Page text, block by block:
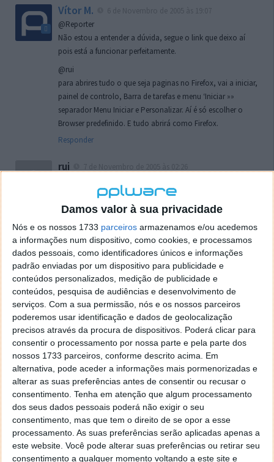
Damos valor à sua privacidade
Nós e os nossos 1733 parceiros armazenamos e/ou acedemos
a informações num dispositivo, como cookies, e processamos
dados pessoais, como identificadores únicos e informações
padrão enviadas por um dispositivo para publicidade e
conteúdos personalizados, medição de publicidade e
conteúdos, pesquisa de audiências e desenvolvimento de
serviços. Com a sua permissão, nós e os nossos parceiros
poderemos usar identificação e dados de geolocalização
precisos através da procura de dispositivos. Poderá clicar para
consentir o processamento por nossa parte e pela parte dos
nossos 1733 parceiros, conforme descrito acima. Em
alternativa, pode aceder a informações mais pormenorizadas e
alterar as suas preferências antes de consentir ou recusar o
consentimento. Tenha em atenção que algum processamento
dos seus dados pessoais poderá não exigir o seu
consentimento, mas que tem o direito de se opor a esse
processamento. As suas preferências serão aplicadas apenas a
este website. Você pode alterar suas preferências ou retirar seu
consentimento a qualquer momento voltando a este site e
Vítor M.
@Reporter
Não estou a entender a dúvida, segue o link que deixo aí
pois está a funcionar perfeitamente.
@rui
para abrires tudo o que seja paginas no Firefox, vai a iniciar,
painel de controlo, Barra de tarefas e menu ‘Iniciar »»
separador Menu Iniciar e Personalizar. Aí é só escolher o
Browser predefinido. E tudo abrirá como Firefox.
Responder
rui
localizaçao referida n se encontra la nada k me permita por
o firefox como browser predefenido
Ja percorri o painel
tentei apagar o explorer na tentativa de forçar o uso do
firefox mas em vao. Kaso te lembres de outra dica fico
agradecido, caso contrario obrigado a mesma
Responder
Vítor M.
7 de Novembro de 2005 às 01:39
@Reporter
Desculpa mas o link funciona. Seja como for segue por mail
o MSn Messenger 8.
Responder
Vítor M.
@Rui
Tens de encontrar o que te falei. Faz da seguinte maneira,
janela iniciar e no topo dessa janela com o botão direito do
rato faz propriedades. Depois no separador Menu ‘Iniciar’
clica no botão ‘Personalizar’ aí encontrarás no separador